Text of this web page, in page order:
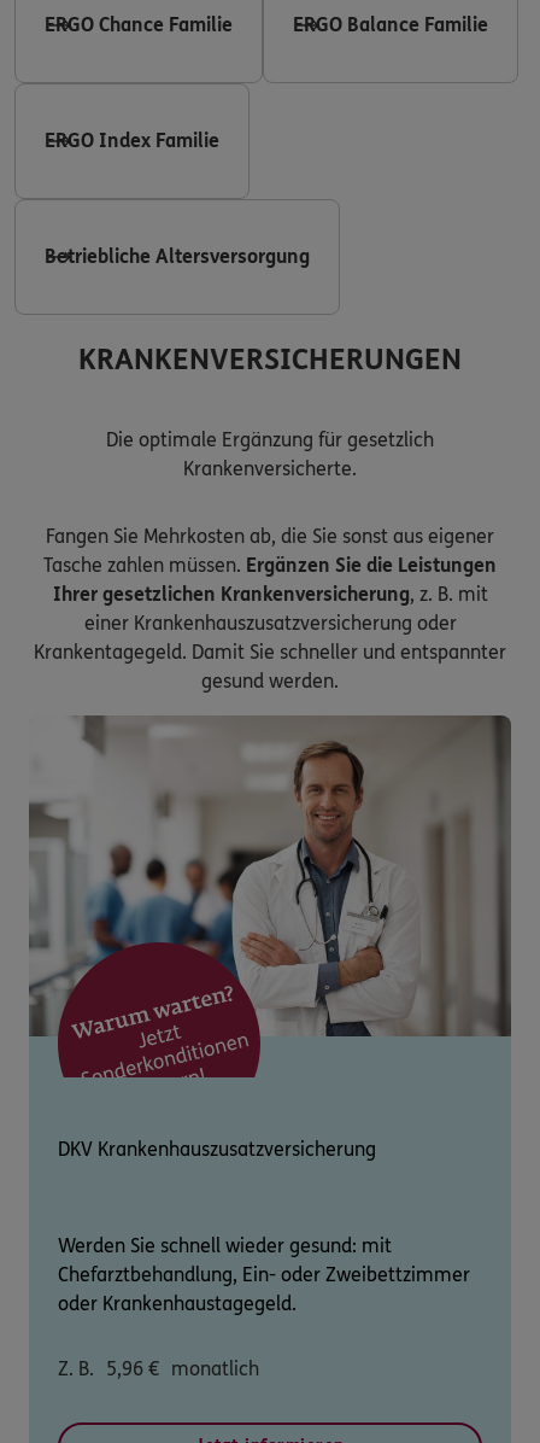
ERGO Chance Familie ERGO Balance Familie
ERGO Index Familie
Betriebliche Altersversorgung
KRANKENVERSICHERUNGEN
Die optimale Ergänzung für gesetzlich
Krankenversicherte.
Fangen Sie Mehrkosten ab, die Sie sonst aus eigener
Tasche zahlen müssen. Ergänzen Sie die Leistungen
Ihrer gesetzlichen Krankenversicherung, z. B. mit
einer Krankenhauszusatzversicherung oder
Krankentagegeld. Damit Sie schneller und entspannter
gesund werden.
DKV Krankenhauszusatzversicherung
Werden Sie schnell wieder gesund: mit
Chefarztbehandlung, Ein- oder Zweibettzimmer
oder Krankenhaustagegeld.
Z. B. 5,96 € monatlich